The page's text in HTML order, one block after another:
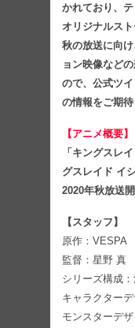
かれており、
オリジナルス
秋の放送に向
ョン映像など
ので、公式ツ
の情報をご期待
【アニメ概要】
「キングスレ
グスレイド イ
2020年秋放送
【スタッフ】
原作：VESPA
監督：星野 真
シリーズ構成
キャラクター
モンスターデ